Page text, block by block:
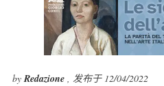
byRedazione , 发布于 12/04/2022